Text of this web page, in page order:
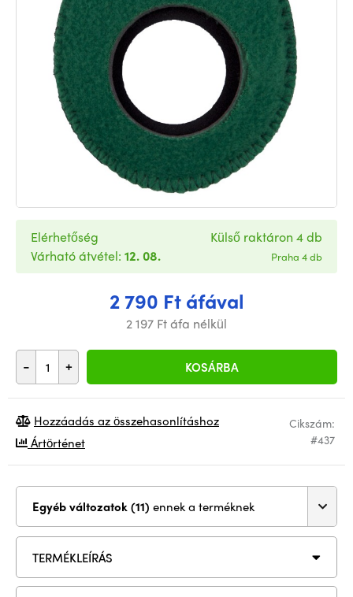
2 790 Ft áfával
2 197 Ft áfa nélkül
- + KOSÁRBA
Elérhetőség
Várható átvétel: 12. 08.
Külső raktáron 4 db
Praha 4 db
Cikszám:
#437
Hozzáadás az összehasonlításhoz
Ártörténet
Egyéb változatok (11) ennek a terméknek
TERMÉKLEÍRÁS